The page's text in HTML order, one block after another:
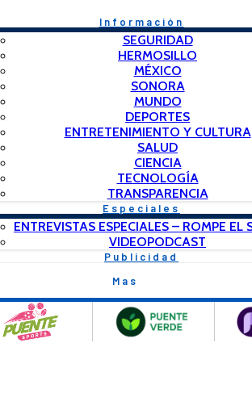
Información
SEGURIDAD
HERMOSILLO
MÉXICO
SONORA
MUNDO
DEPORTES
ENTRETENIMIENTO Y CULTURA
SALUD
CIENCIA
TECNOLOGÍA
TRANSPARENCIA
Especiales
ENTREVISTAS ESPECIALES – ROMPE EL
VIDEOPODCAST
Publicidad
Mas